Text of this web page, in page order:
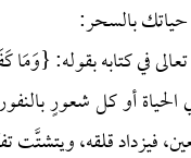
بالسحر:
في كتابه بقوله:
أو كل شعورٍ
فيزداد قلقه، ويتشتَّت